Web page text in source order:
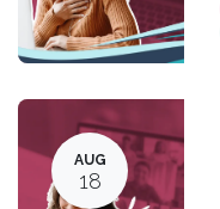
AUG
18